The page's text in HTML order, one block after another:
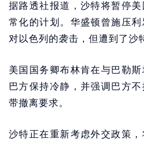
据路透社报道，沙特将暂停
常化的计划。华盛顿曾施压
对以色列的袭击，但遭到了沙
美国国务卿布林肯在与巴勒
巴方保持冷静，并强调巴方
带撤离要求。
沙特正在重新考虑外交政策